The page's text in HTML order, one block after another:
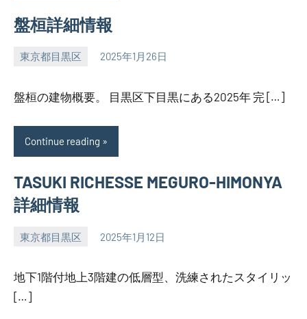
盤桓詳細情報
東京都目黒区 2025年1月26日
SEZIMO
盤桓の建物概要。 目黒区下目黒にある2025年 完 […]
Continue reading
TASUKI RICHESSE MEGURO-HIMONYA
詳細情報
東京都目黒区 2025年1月12日
SEZIMO
地下1階付地上3階建の低層型、洗練されたスタイリッ
[…]